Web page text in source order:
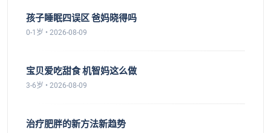
孩子睡眠四误区 爸妈晓得吗
0-1岁 • 2026-08-09
宝贝爱吃甜食 机智妈这么做
3-6岁 • 2026-08-09
治疗肥胖的新方法新趋势